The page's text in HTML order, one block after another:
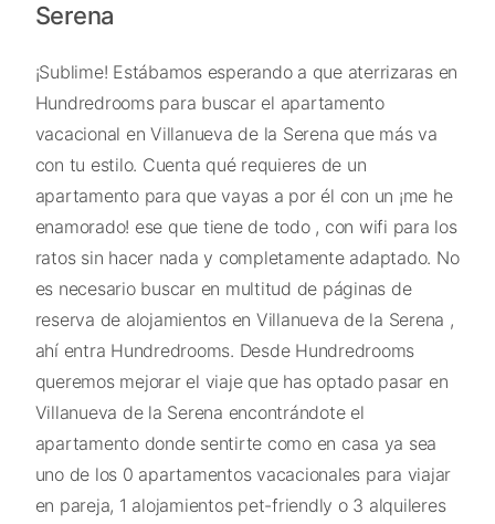
Serena
¡Sublime! Estábamos esperando a que aterrizaras en
Hundredrooms para buscar el apartamento
vacacional en Villanueva de la Serena que más va
con tu estilo. Cuenta qué requieres de un
apartamento para que vayas a por él con un ¡me he
enamorado! ese que tiene de todo , con wifi para los
ratos sin hacer nada y completamente adaptado. No
es necesario buscar en multitud de páginas de
reserva de alojamientos en Villanueva de la Serena ,
ahí entra Hundredrooms. Desde Hundredrooms
queremos mejorar el viaje que has optado pasar en
Villanueva de la Serena encontrándote el
apartamento donde sentirte como en casa ya sea
uno de los 0 apartamentos vacacionales para viajar
en pareja, 1 alojamientos pet-friendly o 3 alquileres